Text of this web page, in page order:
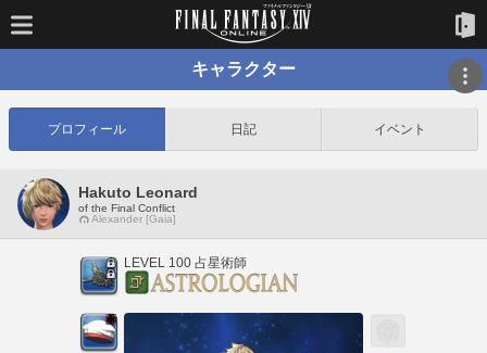
キャラクター
プロフィール 日記 イベント
Hakuto Leonard
of the Final Conflict
Alexander [Gaia]
LEVEL 100 占星術師